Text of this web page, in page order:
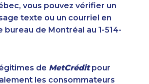
1-778-401-2224
1-780-423-5707
1-780-421-5107
1-780-969-8969
vous pouvez vérifier un
texte ou un courriel en
de Montréal au 1-514-
de MetCréditpour
les consommateurs